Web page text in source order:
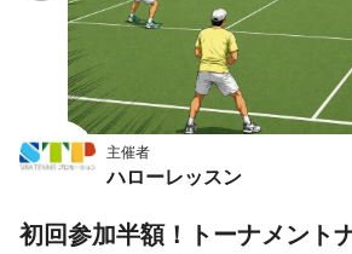
主催者
ハローレッスン
初回参加半額！トーナメント